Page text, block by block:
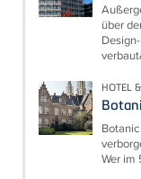
über
HOTEL
Wer im